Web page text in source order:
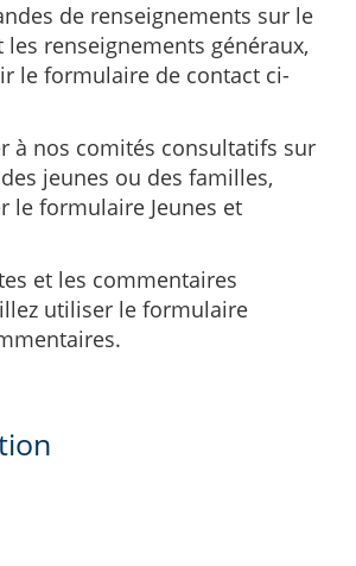
de renseignements sur le
renseignements généraux,
le formulaire de contact ci-
à nos comités consultatifs sur
jeunes ou des familles,
le formulaire Jeunes et
et les commentaires
utiliser le formulaire